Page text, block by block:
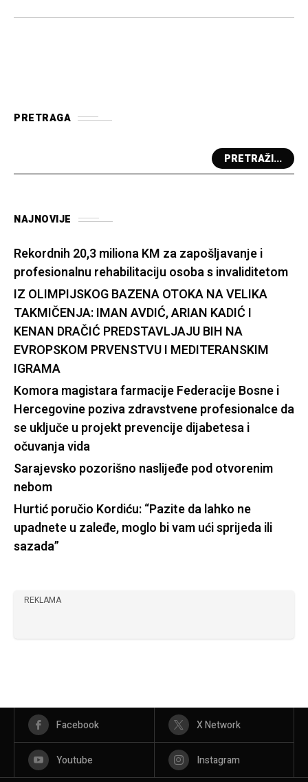
socijalnom
PRETRAGA
PRETRAŽI...
NAJNOVIJE
Rekordnih 20,3 miliona KM za zapošljavanje i
profesionalnu rehabilitaciju osoba s invaliditetom
IZ OLIMPIJSKOG BAZENA OTOKA NA VELIKA
TAKMIČENJA: IMAN AVDIĆ, ARIAN KADIĆ I
KENAN DRAČIĆ PREDSTAVLJAJU BIH NA
EVROPSKOM PRVENSTVU I MEDITERANSKIM
IGRAMA
Komora magistara farmacije Federacije Bosne i
Hercegovine poziva zdravstvene profesionalce da
se uključe u projekt prevencije dijabetesa i
očuvanja vida
Sarajevsko pozorišno naslijeđe pod otvorenim
nebom
Hurtić poručio Kordiću: “Pazite da lahko ne
upadnete u zaleđe, moglo bi vam ući sprijeda ili
sazada”
REKLAMA
Facebook X Network
Youtube Instagram